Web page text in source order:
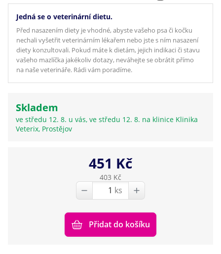
Jedná se o veterinární dietu.
Před nasazením diety je vhodné, abyste vašeho psa či kočku
nechali vyšetřit veterinárním lékařem nebo jste s ním nasazení
diety konzultovali. Pokud máte k dietám, jejich indikaci či stavu
vašeho mazlíčka jakékoliv dotazy, neváhejte se obrátit přímo
na naše veterináře. Rádi vám poradíme.
Skladem
ve středu 12. 8. u vás, ve středu 12. 8. na klinice Klinika
Veterix, Prostějov
451 Kč
403 Kč
ks
Přidat do košíku